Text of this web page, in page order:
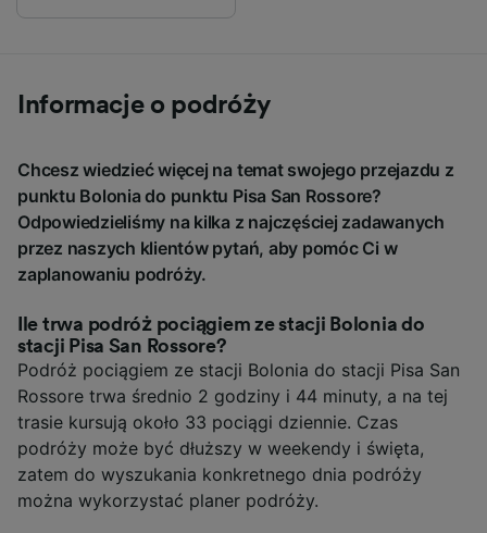
Informacje o podróży
Chcesz wiedzieć więcej na temat swojego przejazdu z
punktu Bolonia do punktu Pisa San Rossore?
Odpowiedzieliśmy na kilka z najczęściej zadawanych
przez naszych klientów pytań, aby pomóc Ci w
zaplanowaniu podróży.
Ile trwa podróż pociągiem ze stacji Bolonia do
stacji Pisa San Rossore?
Podróż pociągiem ze stacji Bolonia do stacji Pisa San
Rossore trwa średnio 2 godziny i 44 minuty, a na tej
trasie kursują około 33 pociągi dziennie. Czas
podróży może być dłuższy w weekendy i święta,
zatem do wyszukania konkretnego dnia podróży
można wykorzystać planer podróży.